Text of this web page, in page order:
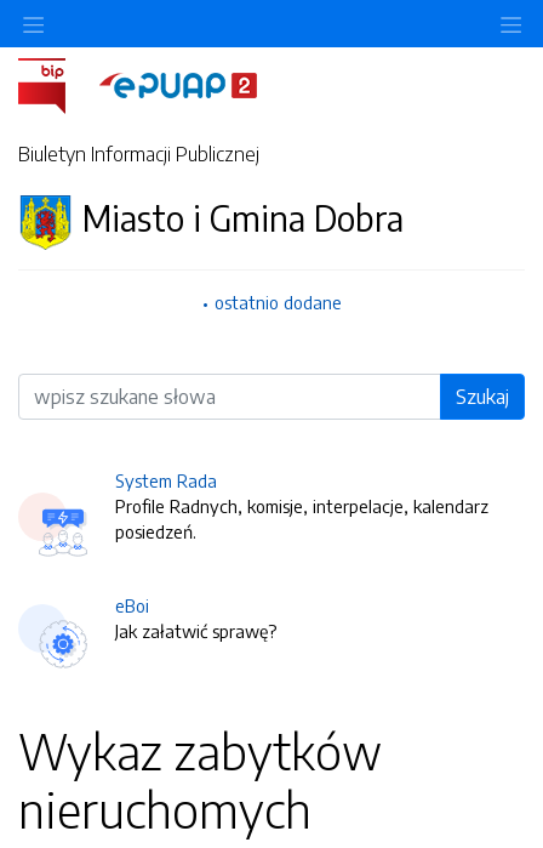
Biuletyn Informacji Publicznej
Miasto i Gmina Dobra
ostatnio dodane
Wyszukiwarka Szukaj
System Rada
Profile Radnych, komisje, interpelacje, kalendarz
posiedzeń.
eBoi
Jak załatwić sprawę?
Wykaz zabytków
nieruchomych